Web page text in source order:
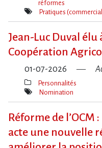
Thèmes(s)
réformes
Mot(s)-
Pratiques
Jean-Luc Duval élu
Coopération
01-07-2026
Thèmes(s)
Personnalités
Mot(s)-
Nomination
Réforme de
acte une nouvelle